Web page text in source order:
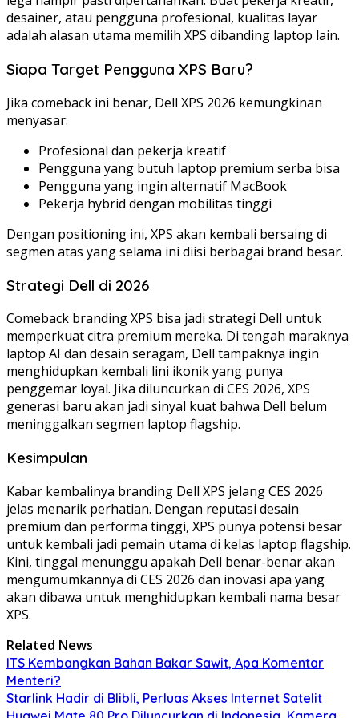
desainer, atau pengguna profesional, kualitas layar
adalah alasan utama memilih XPS dibanding laptop lain.
Siapa Target Pengguna XPS Baru?
Jika comeback ini benar, Dell XPS 2026 kemungkinan
menyasar:
Profesional dan pekerja kreatif
Pengguna yang butuh laptop premium serba bisa
Pengguna yang ingin alternatif MacBook
Pekerja hybrid dengan mobilitas tinggi
Dengan positioning ini, XPS akan kembali bersaing di
segmen atas yang selama ini diisi berbagai brand besar.
Strategi Dell di 2026
Comeback branding XPS bisa jadi strategi Dell untuk
memperkuat citra premium mereka. Di tengah maraknya
laptop AI dan desain seragam, Dell tampaknya ingin
menghidupkan kembali lini ikonik yang punya
penggemar loyal. Jika diluncurkan di CES 2026, XPS
generasi baru akan jadi sinyal kuat bahwa Dell belum
meninggalkan segmen laptop flagship.
Kesimpulan
Kabar kembalinya branding Dell XPS jelang CES 2026
jelas menarik perhatian. Dengan reputasi desain
premium dan performa tinggi, XPS punya potensi besar
untuk kembali jadi pemain utama di kelas laptop flagship.
Kini, tinggal menunggu apakah Dell benar-benar akan
mengumumkannya di CES 2026 dan inovasi apa yang
akan dibawa untuk menghidupkan kembali nama besar
XPS.
Related News
ITS Kembangkan Bahan Bakar Sawit, Apa Komentar
Menteri?
Starlink Hadir di Blibli, Perluas Akses Internet Satelit